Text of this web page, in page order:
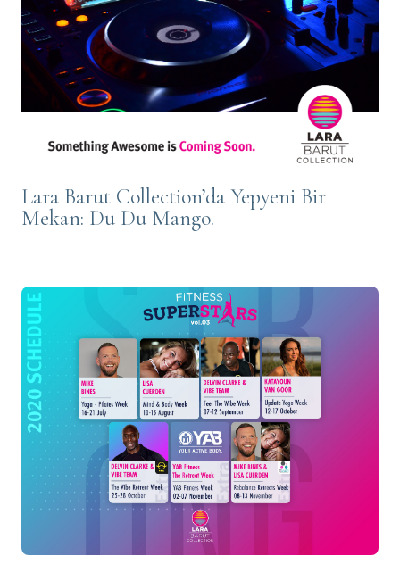
Lara Barut Collection’da Yepyeni Bir
Mekan: Du Du Mango.